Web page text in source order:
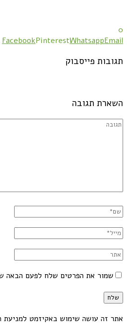
0
FacebookPinterestWhatsappEmail
תגובות פייסבוק
השארת תגובה
שמור את הפרטים שלח לפעם הבאה
אתר זה עושה שימוש באקיזמט למניעת